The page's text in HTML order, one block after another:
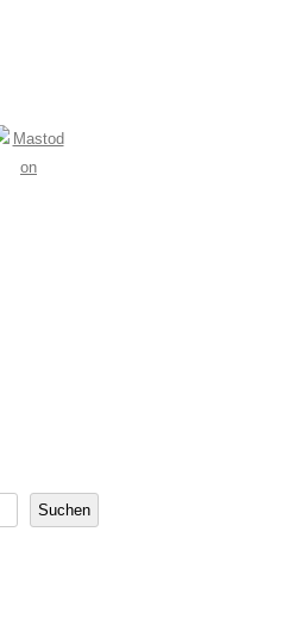
Suchen